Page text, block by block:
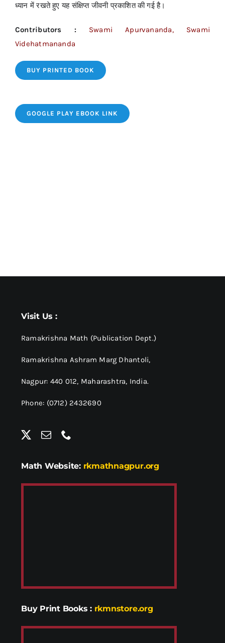
ध्यान में रखते हुए यह संक्षिप्त जीवनी प्रकाशित की गई है।
Contributors : Swami Apurvananda, Swami
Videhatmananda
BUY PRINTED BOOK
GOOGLE PLAY EBOOK LINK
Visit Us :
Ramakrishna Math (Publication Dept.)
Ramakrishna Ashram Marg Dhantoli,
Nagpur: 440 012, Maharashtra, India.
Phone: (0712) 2432690
Math Website: rkmathnagpur.org
Buy Print Books : rkmnstore.org